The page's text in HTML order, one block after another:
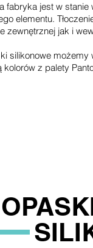
fabryka jest w stanie
elementu.
zewnętrznej jak i
silikonowe możemy
kolorów z palety